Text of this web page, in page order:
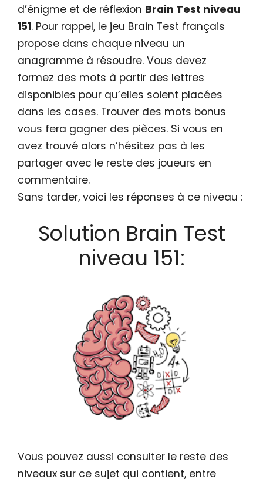
d’énigme et de réflexion Brain Test niveau
151. Pour rappel, le jeu Brain Test français
propose dans chaque niveau un
anagramme à résoudre. Vous devez
formez des mots à partir des lettres
disponibles pour qu’elles soient placées
dans les cases. Trouver des mots bonus
vous fera gagner des pièces. Si vous en
avez trouvé alors n’hésitez pas à les
partager avec le reste des joueurs en
commentaire.
Sans tarder, voici les réponses à ce niveau :
Solution Brain Test
niveau 151:
Vous pouvez aussi consulter le reste des
niveaux sur ce sujet qui contient, entre